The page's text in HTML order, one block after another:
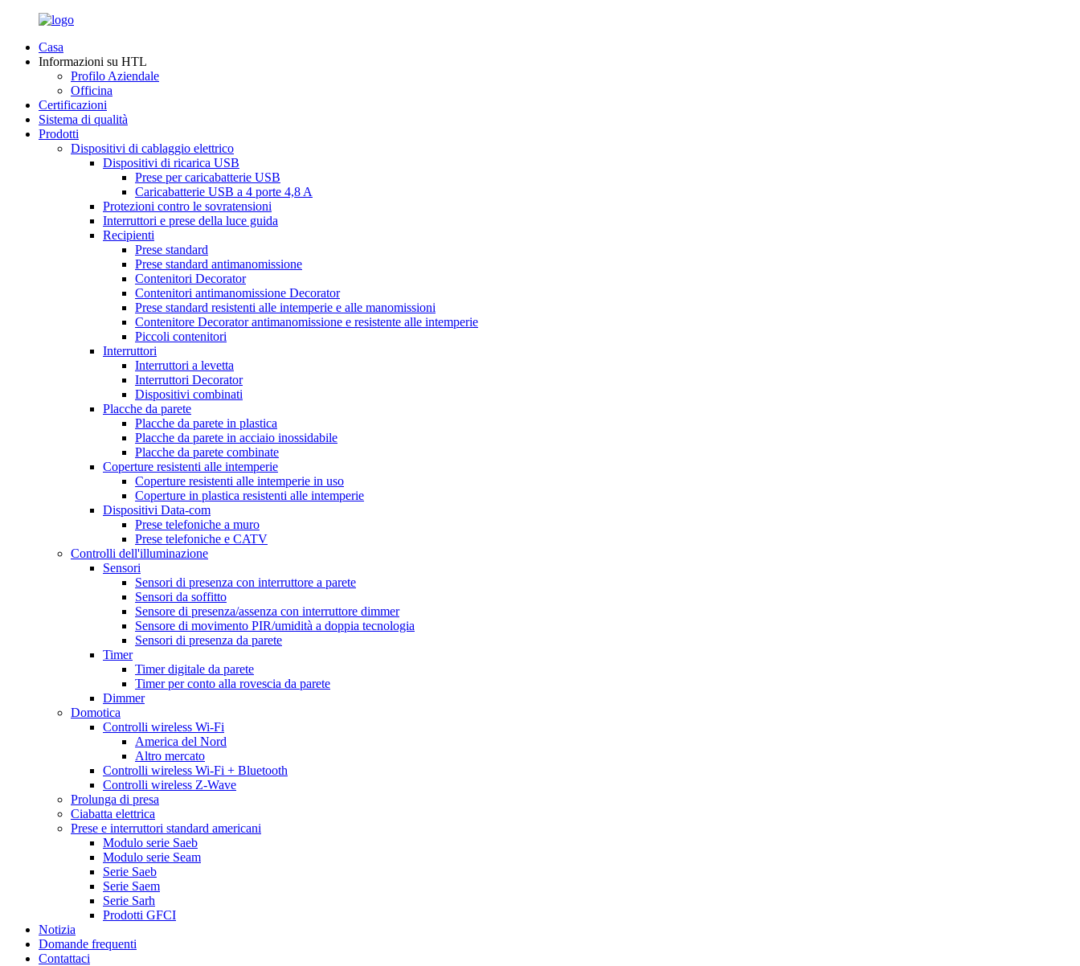
Casa
Informazioni su HTL
Profilo Aziendale
Officina
Certificazioni
Sistema di qualità
Prodotti
Dispositivi di cablaggio elettrico
Dispositivi di ricarica USB
Prese per caricabatterie USB
Caricabatterie USB a 4 porte 4,8 A
Protezioni contro le sovratensioni
Interruttori e prese della luce guida
Recipienti
Prese standard
Prese standard antimanomissione
Contenitori Decorator
Contenitori antimanomissione Decorator
Prese standard resistenti alle intemperie e alle manomissioni
Contenitore Decorator antimanomissione e resistente alle intemperie
Piccoli contenitori
Interruttori
Interruttori a levetta
Interruttori Decorator
Dispositivi combinati
Placche da parete
Placche da parete in plastica
Placche da parete in acciaio inossidabile
Placche da parete combinate
Coperture resistenti alle intemperie
Coperture resistenti alle intemperie in uso
Coperture in plastica resistenti alle intemperie
Dispositivi Data-com
Prese telefoniche a muro
Prese telefoniche e CATV
Controlli dell'illuminazione
Sensori
Sensori di presenza con interruttore a parete
Sensori da soffitto
Sensore di presenza/assenza con interruttore dimmer
Sensore di movimento PIR/umidità a doppia tecnologia
Sensori di presenza da parete
Timer
Timer digitale da parete
Timer per conto alla rovescia da parete
Dimmer
Domotica
Controlli wireless Wi-Fi
America del Nord
Altro mercato
Controlli wireless Wi-Fi + Bluetooth
Controlli wireless Z-Wave
Prolunga di presa
Ciabatta elettrica
Prese e interruttori standard americani
Modulo serie Saeb
Modulo serie Seam
Serie Saeb
Serie Saem
Serie Sarh
Prodotti GFCI
Notizia
Domande frequenti
Contattaci